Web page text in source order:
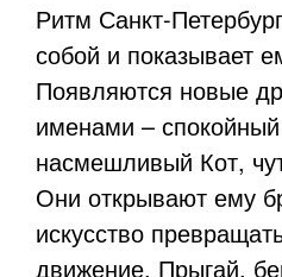
Ритм Санкт-
собой и показывает
Появляются новые
именами –
насмешливый Кот,
Они открывают ему
искусство
движение. Прыгай,